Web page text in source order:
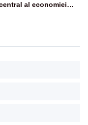
al economiei